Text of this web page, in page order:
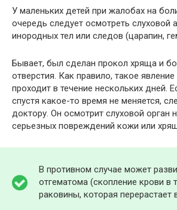
У маленьких детей при жалобах на
очередь следует осмотреть слуховой
инородных тел или следов (царапин,
Бывает, был сделан прокол хряща и
отверстия. Как правило, такое
проходит в течение нескольких дней.
спустя какое-то время не меняется,
доктору. Он осмотрит слуховой орган
серьезных повреждений кожи или
В противном случае может
отгематома (скопление крови в
раковины, которая перерастает